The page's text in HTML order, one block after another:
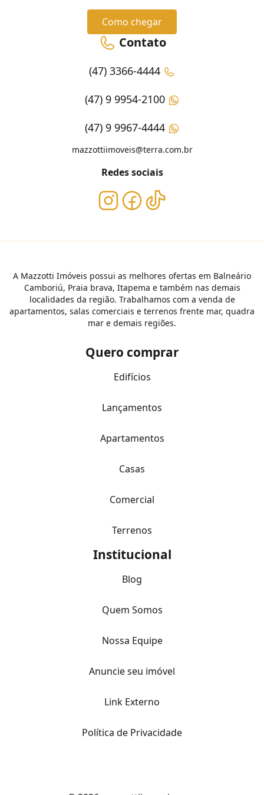
Como chegar
Contato
(47) 3366-4444
(47) 9 9954-2100
(47) 9 9967-4444
mazzottiimoveis@terra.com.br
Redes sociais
A Mazzotti Imóveis possui as melhores ofertas em Balneário
Camboriú, Praia brava, Itapema e também nas demais
localidades da região. Trabalhamos com a venda de
apartamentos, salas comerciais e terrenos frente mar, quadra
mar e demais regiões.
Quero comprar
Edifícios
Lançamentos
Apartamentos
Casas
Comercial
Terrenos
Institucional
Blog
Quem Somos
Nossa Equipe
Anuncie seu imóvel
Link Externo
Política de Privacidade